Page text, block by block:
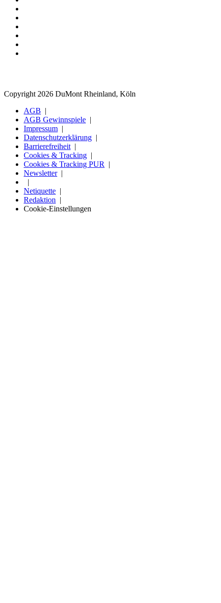
Copyright 2026 DuMont Rheinland, Köln
AGB
AGB Gewinnspiele
Impressum
Datenschutzerklärung
Barrierefreiheit
Cookies & Tracking
Cookies & Tracking PUR
Newsletter
Netiquette
Redaktion
Cookie-Einstellungen